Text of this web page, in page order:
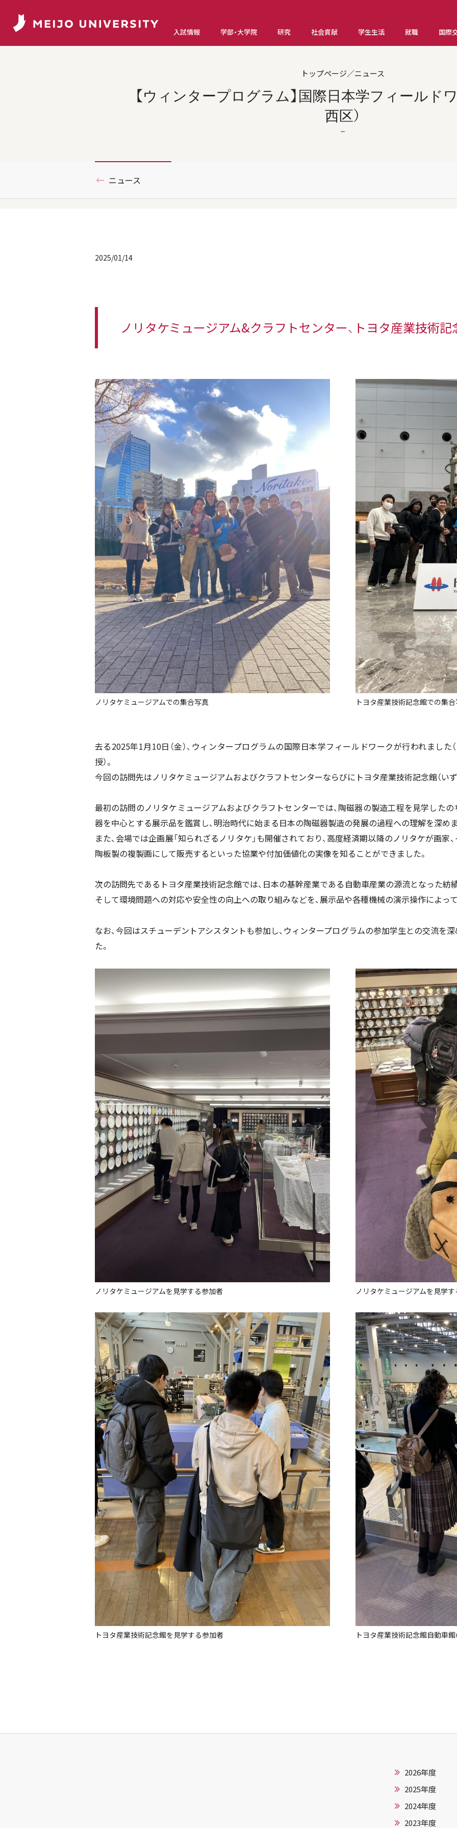
入試情報 学部・大学院 研究 社会貢献 学生生活 就職 国際
トップページ／ニュース
【ウィンタープログラム】国際日本学フィールド
西区）
ニュース
2025/01/14
ノリタケミュージアム&クラフトセンター、トヨタ産業技術
ノリタケミュージアムでの集合写真 トヨタ産業技術記念館での集
去る2025年1月10日（金）、ウィンタープログラムの国際日本学フィールドワークが行われました
授）。
今回の訪問先はノリタケミュージアムおよびクラフトセンターならびにトヨタ産業技術記念館（い
最初の訪問のノリタケミュージアムおよびクラフトセンターでは、陶磁器の製造工程を見学した
器を中心とする展示品を鑑賞し、明治時代に始まる日本の陶磁器製造の発展の過程への理解を深め
また、会場では企画展「知られざるノリタケ」も開催されており、高度経済期以降のノリタケが画家
陶板製の複製画にして販売するといった協業や付加価値化の実像を知ることができました。
次の訪問先であるトヨタ産業技術記念館では、日本の基幹産業である自動車産業の源流となった紡
そして環境問題への対応や安全性の向上への取り組みなどを、展示品や各種機械の演示操作によっ
なお、今回はスチューデントアシスタントも参加し、ウィンタープログラムの参加学生との交流を
た。
ノリタケミュージアムを見学する参加者 ノリタケミュージアムを見学
トヨタ産業技術記念館を見学する参加者 トヨタ産業技術記念館自動車
2026年度
2025年度
2024年度
2023年度